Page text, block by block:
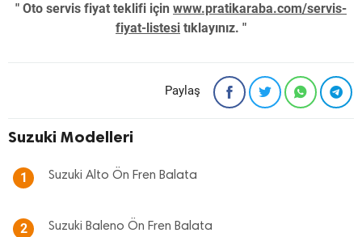
" Oto servis fiyat teklifi için www.pratikaraba.com/servis-
fiyat-listesi tıklayınız. "
Paylaş
Suzuki Modelleri
1 Suzuki Alto Ön Fren Balata
2 Suzuki Baleno Ön Fren Balata